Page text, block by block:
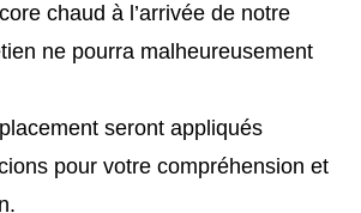
chaud à l’arrivée de notre
ne pourra malheureusement
seront appliqués
pour votre compréhension et